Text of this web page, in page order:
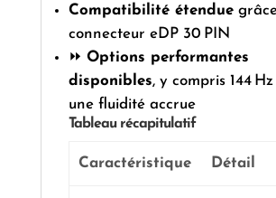
Compatibilité étendue
connecteur eDP 30 PIN
⏩ Options performantes
disponibles, y compris 144
une fluidité accrue
Tableau récapitulatif
Caractéristique Détail